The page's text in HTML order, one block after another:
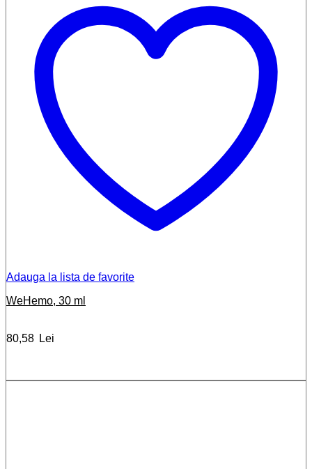
Adauga la lista de favorite
WeHemo, 30 ml
80,58 Lei